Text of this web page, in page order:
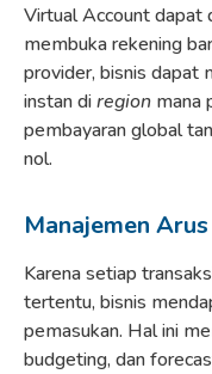
Virtual Account dapat
membuka rekening
provider, bisnis dapat
instan diregion mana
pembayaran global
nol.
Manajemen
Karena setiap
tertentu, bisnis
pemasukan. Hal ini
budgeting, dan